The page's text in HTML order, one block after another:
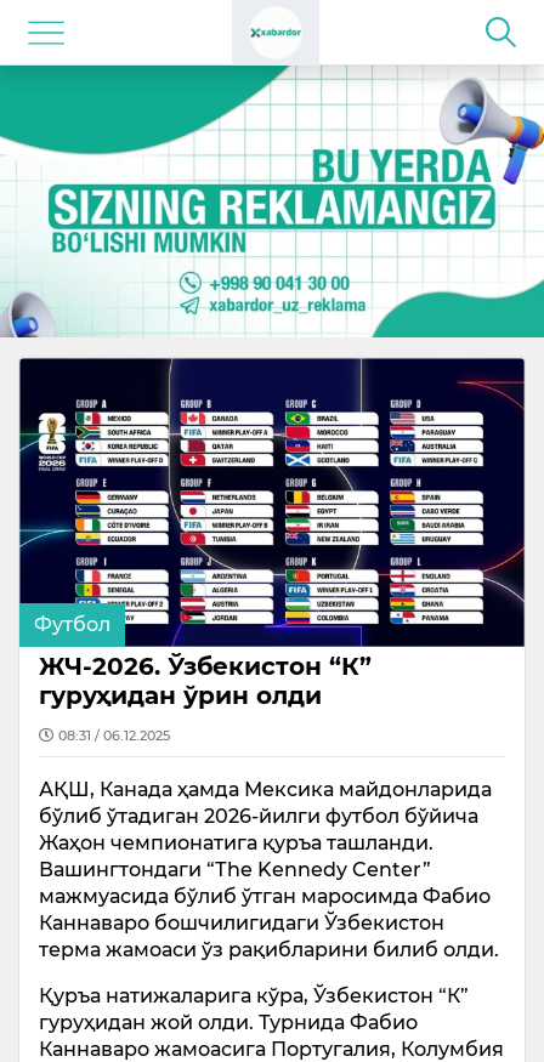
Футбол
ЖЧ-2026. Ўзбекистон “К”
гуруҳидан ўрин олди
08:31 / 06.12.2025
АҚШ, Канада ҳамда Мексика майдонларида
бўлиб ўтадиган 2026-йилги футбол бўйича
Жаҳон чемпионатига қуръа ташланди.
Вашингтондаги “Тhe Kennedy Center”
мажмуасида бўлиб ўтган маросимда Фабио
Каннаваро бошчилигидаги Ўзбекистон
терма жамоаси ўз рақибларини билиб олди.
Қуръа натижаларига кўра, Ўзбекистон “К”
гуруҳидан жой олди. Турнида Фабио
Каннаваро жамоасига Португалия, Колумбия